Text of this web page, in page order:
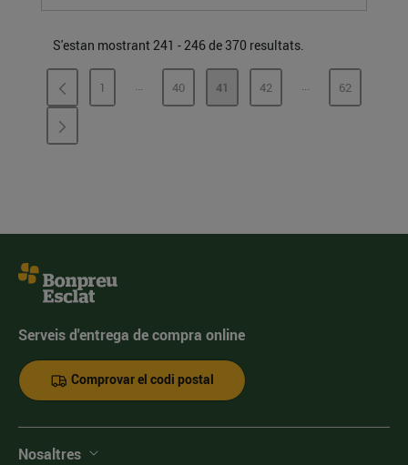
S'estan mostrant 241 - 246 de 370 resultats.
PÀGINA
1 ...PÀGINES INTERMÈDIES
PÀGINA
40 PÀGINA
41 PÀGINA
42 ...PÀGINESPÀGINA
62
Serveis d'entrega de compra online
Comprovar el codi postal
Nosaltres